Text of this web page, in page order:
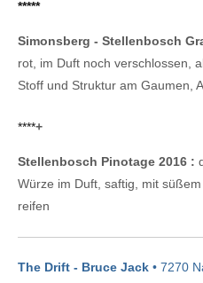
*****
Simonsberg - Stellenbosch
rot, im Duft noch verschlossen,
Stoff und Struktur am Gaumen,
****+
Stellenbosch Pinotage 2016 :
Würze im Duft, saftig, mit
reifen
The Drift - Bruce Jack • 7270